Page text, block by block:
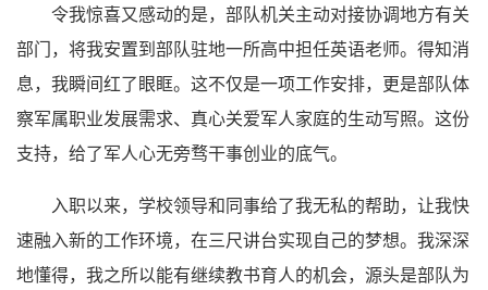
令我惊喜又感动的是，部队机关主动对接协调地方有关
部门，将我安置到部队驻地一所高中担任英语老师。得知消
息，我瞬间红了眼眶。这不仅是一项工作安排，更是部队体
察军属职业发展需求、真心关爱军人家庭的生动写照。这份
支持，给了军人心无旁骛干事创业的底气。
入职以来，学校领导和同事给了我无私的帮助，让我快
速融入新的工作环境，在三尺讲台实现自己的梦想。我深深
地懂得，我之所以能有继续教书育人的机会，源头是部队为